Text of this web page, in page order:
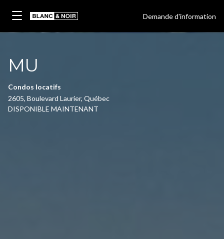
Demande d'information
MU
Condos locatifs
2605, Boulevard Laurier, Québec
DISPONIBLE MAINTENANT